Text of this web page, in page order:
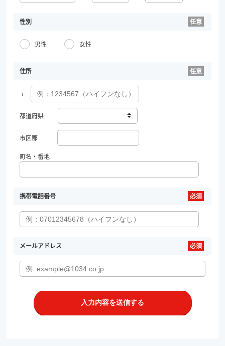
性別
男性 女性
住所
〒
都道府県
市区郡
町名・番地
携帯電話番号
メールアドレス